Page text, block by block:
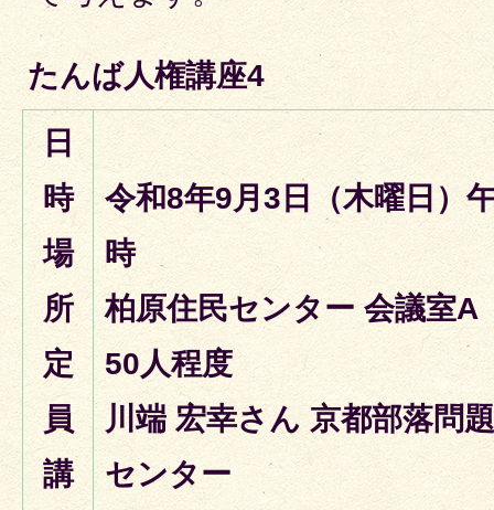
たんば人権講座4
日
時
場
所
定
員
講
令和8年9月3日（木曜日）
時
柏原住民センター 会議室A
50人程度
川端 宏幸さん 京都部落問
センター